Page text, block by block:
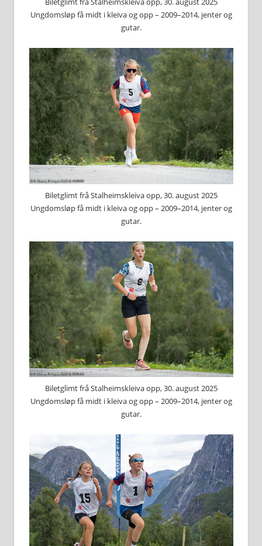
Ungdomsløp få midt i kleiva og opp – 2009–2014, jenter og
gutar.
Biletglimt frå Stalheimskleiva opp, 30. august 2025
Ungdomsløp få midt i kleiva og opp – 2009–2014, jenter og
gutar.
Biletglimt frå Stalheimskleiva opp, 30. august 2025
Ungdomsløp få midt i kleiva og opp – 2009–2014, jenter og
gutar.